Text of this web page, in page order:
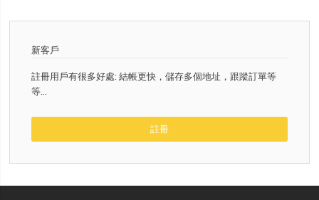
新客戶
註冊用戶有很多好處: 結帳更快，儲存多個地址，跟蹤訂單等
等...
註冊